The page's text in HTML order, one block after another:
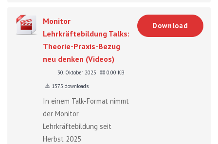
Monitor
Lehrkräftebildung Talks:
Theorie-Praxis-Bezug
neu denken (Videos)
30. Oktober 2025
0.00 KB
1375 downloads
In einem Talk-Format nimmt
der Monitor
Lehrkräftebildung seit
Herbst 2025
Download